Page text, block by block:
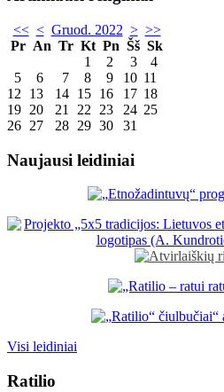
<< < Gruod. 2022 > >>
Pr An Tr Kt Pn Šš Sk
1
2 3
4
5
6 7 8 9 10 11
12
13 14 15 16 17 18
19 20 21 22 23 24 25
26 27 28 29 30 31
Naujausi leidiniai
Visi leidiniai
Ratilio